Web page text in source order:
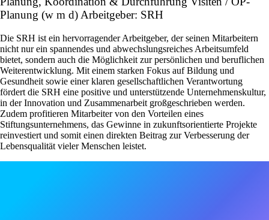
Planung (w m d) Arbeitgeber: SRH
Die SRH ist ein hervorragender Arbeitgeber, der seinen Mitarbeitern
nicht nur ein spannendes und abwechslungsreiches Arbeitsumfeld
bietet, sondern auch die Möglichkeit zur persönlichen und beruflichen
Weiterentwicklung. Mit einem starken Fokus auf Bildung und
Gesundheit sowie einer klaren gesellschaftlichen Verantwortung
fördert die SRH eine positive und unterstützende Unternehmenskultur,
in der Innovation und Zusammenarbeit großgeschrieben werden.
Zudem profitieren Mitarbeiter von den Vorteilen eines
Stiftungsunternehmens, das Gewinne in zukunftsorientierte Projekte
reinvestiert und somit einen direkten Beitrag zur Verbesserung der
Lebensqualität vieler Menschen leistet.